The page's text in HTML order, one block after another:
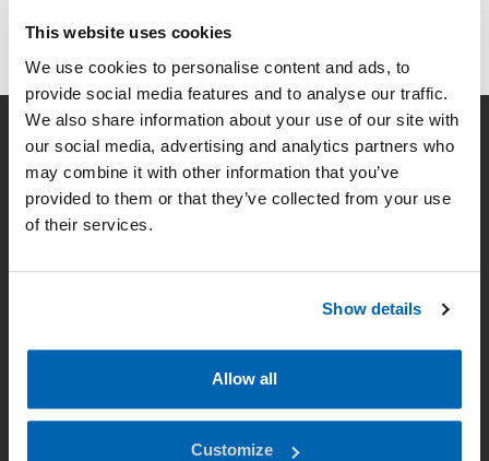
This website uses cookies
We use cookies to personalise content and ads, to
provide social media features and to analyse our traffic.
We also share information about your use of our site with
our social media, advertising and analytics partners who
may combine it with other information that you’ve
provided to them or that they’ve collected from your use
of their services.
Show details
Allow all
Customize
La Société
Actualités
Accueil